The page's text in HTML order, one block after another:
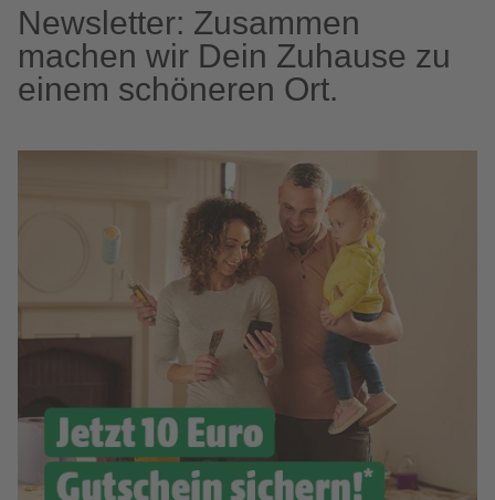
Newsletter: Zusammen
machen wir Dein Zuhause zu
einem schöneren Ort.